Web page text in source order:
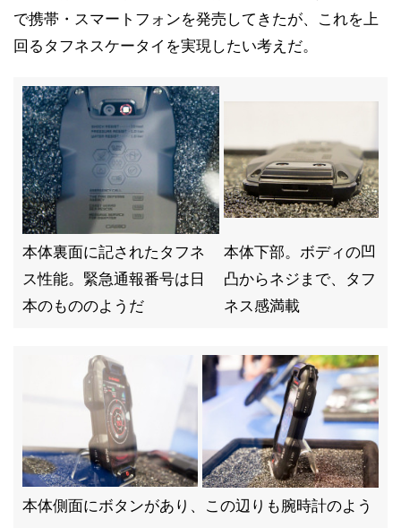
で携帯・スマートフォンを発売してきたが、これを上
回るタフネスケータイを実現したい考えだ。
本体裏面に記されたタフネ
ス性能。緊急通報番号は日
本のもののようだ
本体下部。ボディの凹
凸からネジまで、タフ
ネス感満載
本体側面にボタンがあり、この辺りも腕時計のよう